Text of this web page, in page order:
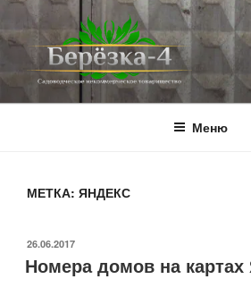
Перейти
к
содержимому
BEREZKA4.RU
СНТ Берёзка-4
Меню
МЕТКА: ЯНДЕКС
ОПУБЛИКОВАНО
26.06.2017
Номера домов на картах